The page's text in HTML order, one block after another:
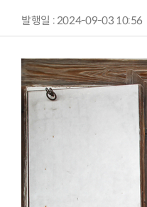
발행일 : 2024-09-03 10:56